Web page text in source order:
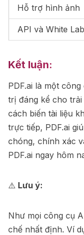
Hỗ trợ hình ảnh
API và White
Kết luận:
PDF.ai là một
trị đáng kể cho trải
cách biến tài liệu
trực tiếp, PDF.ai
chóng, chính xác
PDF.ai ngay hôm
⚠️ Lưu ý:
Như mọi công cụ
chế nhất định. Ví